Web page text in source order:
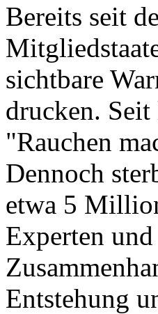
Bereits seit
sichtbare
drucken.
"Rauchen
Dennoch
etwa 5
Experten
Entstehung